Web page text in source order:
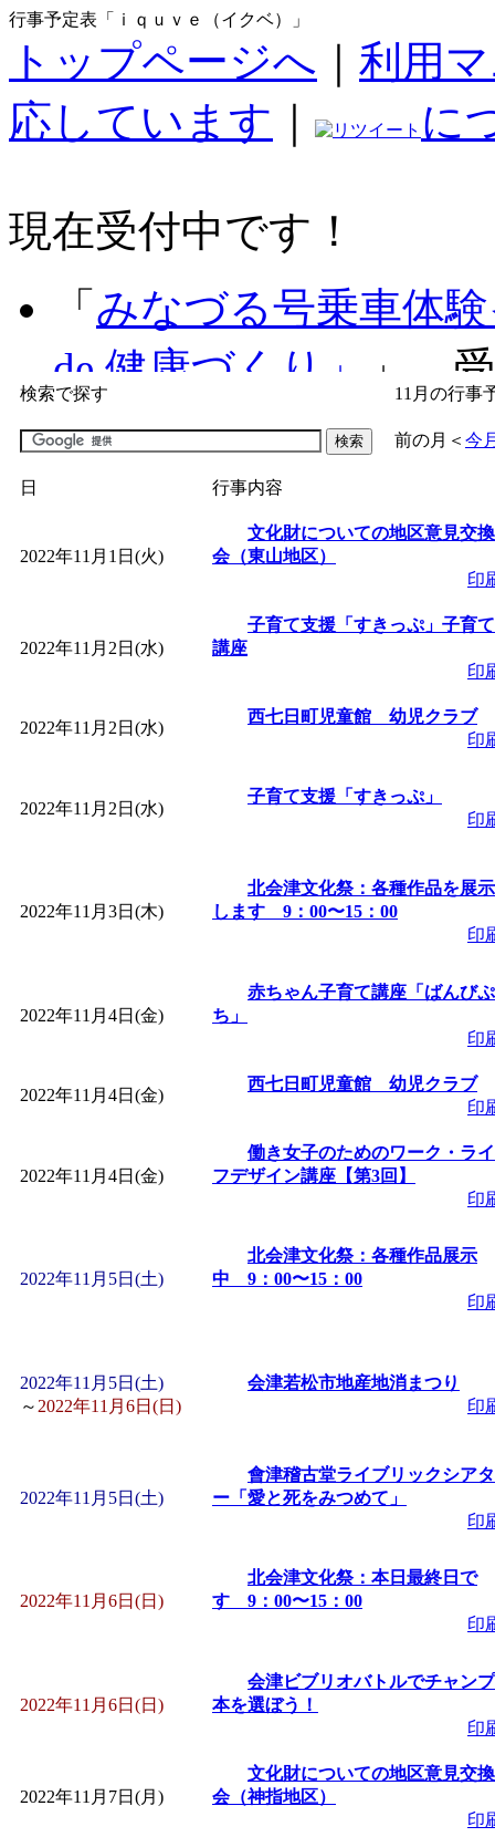
行事予定表「ｉｑｕｖｅ（イクベ）」
トップページへ
利用
応しています
に
現在受付中です！
「 みなづる号乗車体
de 健康づくり」
」 受
「子育て交流広場「
間：2026/07/09～
「皆鶴姫のこびる塾
」 受付期間：～
「子育て講座「ばん
2026/07/10～2026/08/
子育て交流広場「
「子育て交流広場「
「赤ちゃん子育て講
付期間：2026/08/10～
赤ちゃん子育て講
付期間：2026/08/10～
「まだまだ暑い！コ
レクリエーション
ットせよ！」 受付期
～」 受付期間：～
子育て交流広場「
間：2026/08/10～2026/
赤ちゃん交流広場
間：2026/08/10～
「みなづる号乗車体
検索で探す 11月の行事
前の月 ＜ 今
日 行事内容
2022年11月1日(火)
文化財についての地区意見交換
会（東山地区）
印
2022年11月2日(水)
子育て支援「すきっぷ」子育て
講座
印
2022年11月2日(水)
西七日町児童館 幼児クラブ
印
2022年11月2日(水)
子育て支援「すきっぷ」
印
2022年11月3日(木)
北会津文化祭：各種作品を展示
します 9：00〜15：00
印
2022年11月4日(金)
赤ちゃん子育て講座「ばんびぷ
ち」
印
2022年11月4日(金)
西七日町児童館 幼児クラブ
印
2022年11月4日(金)
働き女子のためのワーク・ライ
フデザイン講座【第3回】
印
2022年11月5日(土)
北会津文化祭：各種作品展示
中 9：00〜15：00
印
2022年11月5日(土)
～ 2022年11月6日(日)
会津若松市地産地消まつり
印
2022年11月5日(土)
會津稽古堂ライブリックシアタ
ー「愛と死をみつめて」
印
2022年11月6日(日)
北会津文化祭：本日最終日で
す 9：00〜15：00
印
2022年11月6日(日)
会津ビブリオバトルでチャンプ
本を選ぼう！
印
2022年11月7日(月)
文化財についての地区意見交換
会（神指地区）
印